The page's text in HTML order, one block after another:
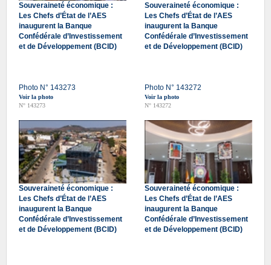
Souveraineté économique :
Les Chefs d’État de l’AES
inaugurent la Banque
Confédérale d’Investissement
et de Développement (BCID)
Photo N° 143273
Voir la photo
N° 143273
Souveraineté économique :
Les Chefs d’État de l’AES
inaugurent la Banque
Confédérale d’Investissement
et de Développement (BCID)
Photo N° 143272
Voir la photo
N° 143272
Souveraineté économique :
Les Chefs d’État de l’AES
inaugurent la Banque
Confédérale d’Investissement
et de Développement (BCID)
Souveraineté économique :
Les Chefs d’État de l’AES
inaugurent la Banque
Confédérale d’Investissement
et de Développement (BCID)